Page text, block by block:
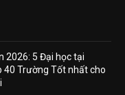
2026: 5 Đại học tại
40 Trường Tốt nhất cho